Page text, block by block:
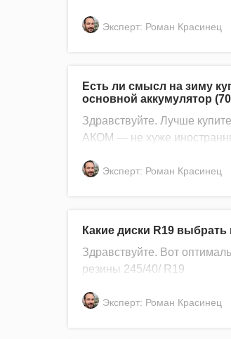
Эксперт: Роман Красинец
Есть ли смысл на зиму
основной аккумулятор
Здравствуйте. Лучше
АКОМ — не хуже
Эксперт: Роман Красинец
Какие диски R19
Здравствуйте. Вот
резины 245/40/ R19
Эксперт: Роман Красинец